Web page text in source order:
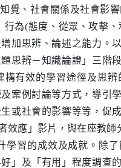
覺、社會關係及社會影
為(態度、從眾、攻擊
加思辨、論述之能力。
思辨－知識論證」三階
有效的學習途徑及思
案例討論等方式，導引
或社會的影響等等，促
效應」影片，與在座教師
學習的成效及成就。除
」及「有用」程度調查